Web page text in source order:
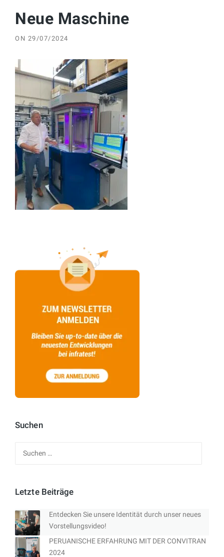
Neue Maschine
ON 29/07/2024
Suchen
Letzte Beiträge
Entdecken Sie unsere Identität durch unser neues
Vorstellungsvideo!
PERUANISCHE ERFAHRUNG MIT DER CONVITRAN
2024